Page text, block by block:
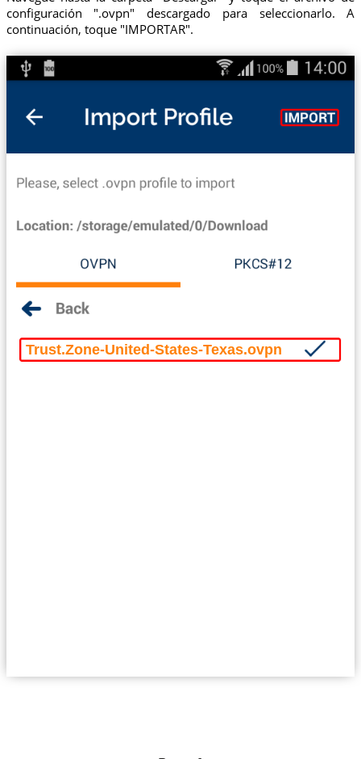
configuración ".ovpn" descargado para seleccionarlo. A
continuación, toque "IMPORTAR".
Trust.Zone-United-States-Texas.ovpn